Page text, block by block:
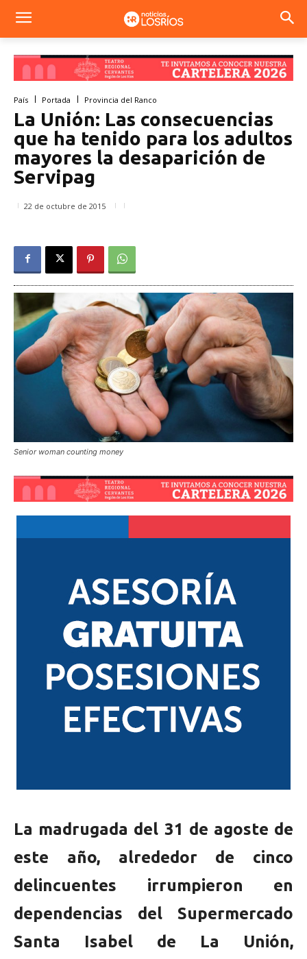
País Portada Provincia del Ranco
La Unión: Las consecuencias
que ha tenido para los adultos
mayores la desaparición de
Servipag
22 de octubre de 2015
Senior woman counting money
La madrugada del 31 de agoste de
este año, alrededor de cinco
delincuentes irrumpieron en
dependencias del Supermercado
Santa Isabel de La Unión,